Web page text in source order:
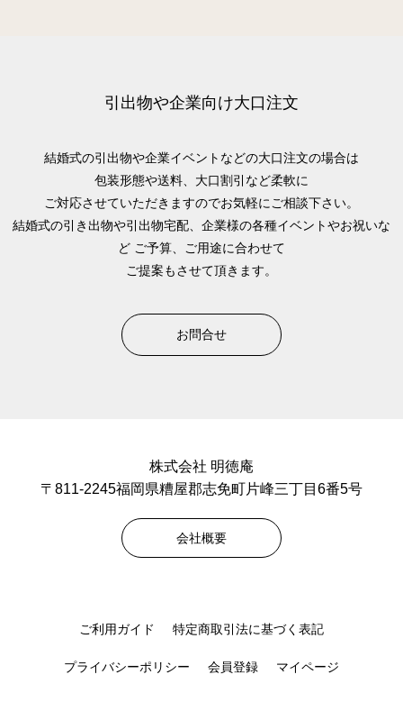
引出物や企業向け大口注文
結婚式の引出物や企業イベントなどの大口注文の場合は
包装形態や送料、大口割引など柔軟に
ご対応させていただきますのでお気軽にご相談下さい。
結婚式の引き出物や引出物宅配、企業様の各種イベントやお祝いな
ど ご予算、ご用途に合わせて
ご提案もさせて頂きます。
お問合せ
株式会社 明徳庵
〒811-2245福岡県糟屋郡志免町片峰三丁目6番5号
会社概要
ご利用ガイド 特定商取引法に基づく表記
プライバシーポリシー 会員登録 マイページ